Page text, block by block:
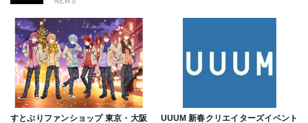
すとぷりファンショップ 東京・大阪
UUUM 新春クリエイターズイベント